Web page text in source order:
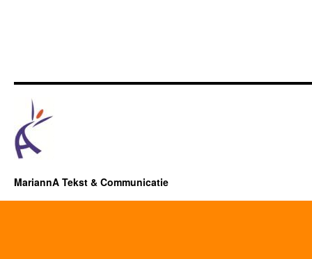
MariannA Tekst & Communicatie